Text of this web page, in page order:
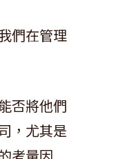
們在管理
否將他們
，尤其是